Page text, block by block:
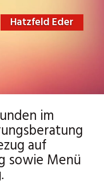
Hatzfeld Eder
im
auf
sowie Menü